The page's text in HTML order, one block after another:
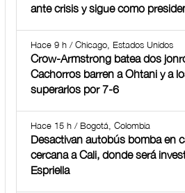
ante crisis y sigue como
Hace 9 h / Chicago, Estados Unidos
Crow-Armstrong batea dos
Cachorros barren a Ohtani y a
superarlos por 7-6
Hace 15 h / Bogotá, Colombia
Desactivan autobús bomba en
cercana a Cali, donde será
Espriella